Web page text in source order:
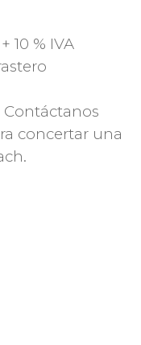
10 % IVA
concertar una